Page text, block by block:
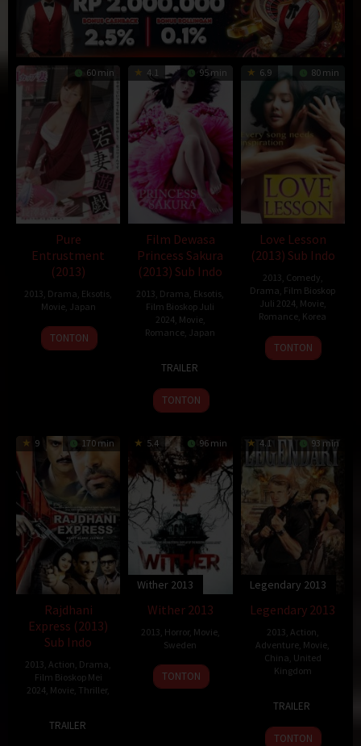
60 min
Pure
Entrustment
(2013)
2013 Drama Eksotis
Movie, Japan
3
Apr
Heitaro
Han
TONTON
4.1 95 min
Film Dewasa
Princess Sakura
(2013) Sub Indo
2013 Drama Eksotis
Film Bioskop Juli
2024 Movie,
Romance Japan
2013
TRAILER
TONTON
6.9 80 min
Love Lesson
(2013) Sub Indo
2013 Comedy
Drama Film Bioskop
Juli 2024 Movie,
Romance Korea
5
Dec
Ko
Kyeong-
TONTON
9 170 min
Rajdhani
Express (2013)
Sub Indo
2013 ,Action Drama
Film Bioskop Mei
2024 Movie Thriller,
Jan
Kohli
TRAILER
5.4 96 min
Wither 2013
Wither 2013
2013 Horror, Movie,
Sweden
4
May
Sonny
Laguna
TONTON
4.1 93 min
Legendary 2013
Legendary 2013
2013 Action
Adventure Movie
China United
Kingdom
May
2013
Styles
TRAILER
TONTON